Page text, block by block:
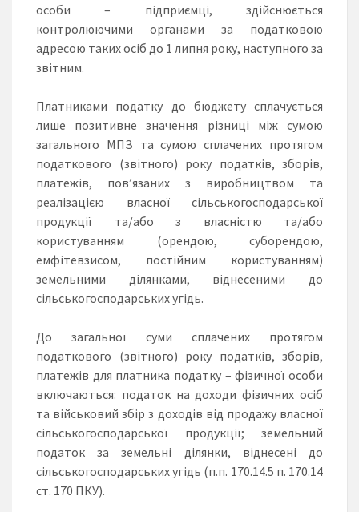
особи – підприємці, здійснюється
контролюючими органами за податковою
адресою таких осіб до 1 липня року, наступного за
звітним.
Платниками податку до бюджету сплачується
лише позитивне значення різниці між сумою
загального МПЗ та сумою сплачених протягом
податкового (звітного) року податків, зборів,
платежів, пов’язаних з виробництвом та
реалізацією власної сільськогосподарської
продукції та/або з власністю та/або
користуванням (орендою, суборендою,
емфітевзисом, постійним користуванням)
земельними ділянками, віднесеними до
сільськогосподарських угідь.
До загальної суми сплачених протягом
податкового (звітного) року податків, зборів,
платежів для платника податку – фізичної особи
включаються: податок на доходи фізичних осіб
та військовий збір з доходів від продажу власної
сільськогосподарської продукції; земельний
податок за земельні ділянки, віднесені до
сільськогосподарських угідь (п.п. 170.14.5 п. 170.14
ст. 170 ПКУ).